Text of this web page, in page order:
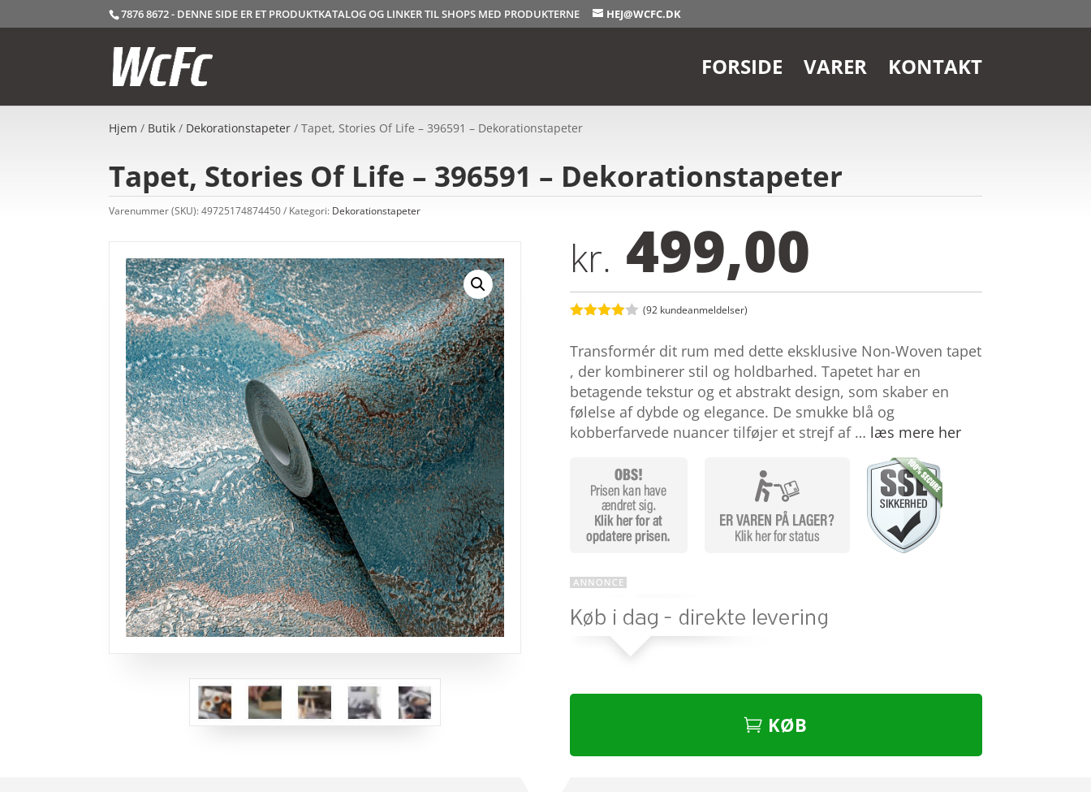
7876 8672 - DENNE SIDE ER ET PRODUKTKATALOG OG LINKER TIL SHOPS MED PRODUKTERNE HEJ@WCFC.DK
FORSIDE VARER KONTAKT
Hjem / Butik / Dekorationstapeter / Tapet, Stories Of Life – 396591 – Dekorationstapeter
Tapet, Stories Of Life – 396591 – Dekorationstapeter
Varenummer (SKU):49725174874450 Kategori: Dekorationstapeter
kr. 499,00
ud af 5
baseret
på
kundebed
ømmelse
r
(92kundeanmeldelser)
Transformér dit rum med dette eksklusive Non-Woven tapet
, der kombinerer stil og holdbarhed. Tapetet har en
betagende tekstur og et abstrakt design, som skaber en
følelse af dybde og elegance. De smukke blå og
kobberfarvede nuancer tilføjer et strejf af … læs mere her
KØB